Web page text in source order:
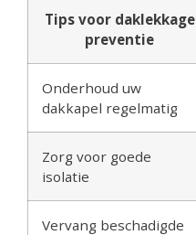
Tips voor daklekkage
preventie
Onderhoud uw
dakkapel regelmatig
Zorg voor goede
isolatie
Vervang beschadigde